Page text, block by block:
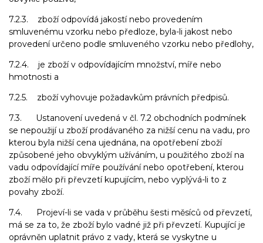
7.2.3. zboží odpovídá jakostí nebo provedením
smluvenému vzorku nebo předloze, byla-li jakost nebo
provedení určeno podle smluveného vzorku nebo předlohy,
7.2.4. je zboží v odpovídajícím množství, míře nebo
hmotnosti a
7.2.5. zboží vyhovuje požadavkům právních předpisů.
7.3. Ustanovení uvedená v čl. 7.2 obchodních podmínek
se nepoužijí u zboží prodávaného za nižší cenu na vadu, pro
kterou byla nižší cena ujednána, na opotřebení zboží
způsobené jeho obvyklým užíváním, u použitého zboží na
vadu odpovídající míře používání nebo opotřebení, kterou
zboží mělo při převzetí kupujícím, nebo vyplývá-li to z
povahy zboží.
7.4. Projeví-li se vada v průběhu šesti měsíců od převzetí,
má se za to, že zboží bylo vadné již při převzetí. Kupující je
oprávněn uplatnit právo z vady, která se vyskytne u